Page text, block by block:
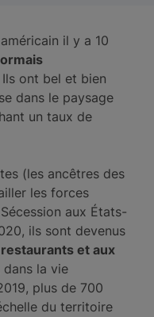
il y a 10
Ils ont bel et bien
dans le paysage
un taux de
(les ancêtres des
les forces
aux États-
ils sont devenus
et aux
dans la vie
plus de 700
du territoire